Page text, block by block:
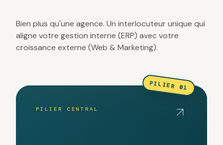
Bien plus qu'une agence. Un interlocuteur unique qui
aligne votre gestion interne (ERP) avec votre
croissance externe (Web & Marketing).
PILIER 01
PILIER CENTRAL